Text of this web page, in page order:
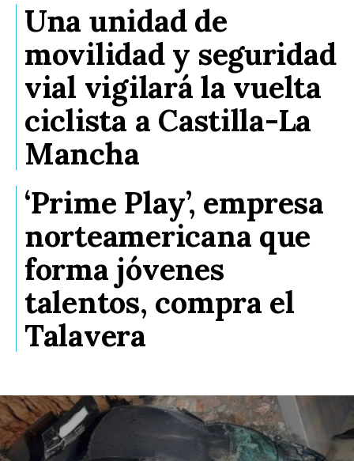
Una unidad de
movilidad y seguridad
vial vigilará la vuelta
ciclista a Castilla-La
Mancha
‘Prime Play’, empresa
norteamericana que
forma jóvenes
talentos, compra el
Talavera